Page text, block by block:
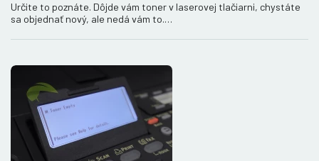
Určite to poznáte. Dôjde vám toner v laserovej tlačiarni, chystáte
sa objednať nový, ale nedá vám to.…